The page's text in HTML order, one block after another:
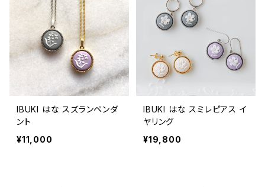
IBUKI はな スズランペンダ
ント
¥11,000
IBUKI はな スミレピアス イ
ヤリング
¥19,800